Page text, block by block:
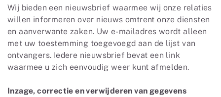
Wij bieden een nieuwsbrief waarmee wij onze relaties
willen informeren over nieuws omtrent onze diensten
en aanverwante zaken. Uw e-mailadres wordt alleen
met uw toestemming toegevoegd aan de lijst van
ontvangers. Iedere nieuwsbrief bevat een link
waarmee u zich eenvoudig weer kunt afmelden.
Inzage, correctie en verwijderen van gegevens